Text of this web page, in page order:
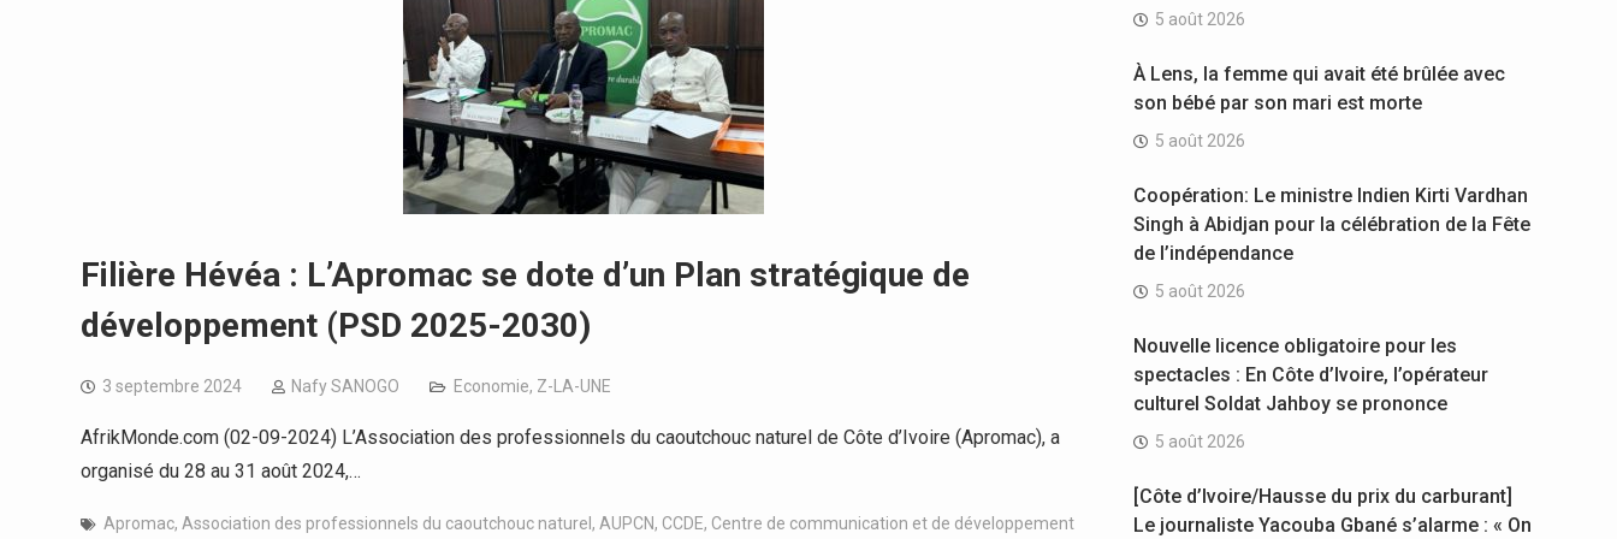
Filière Hévéa : L’Apromac se dote d’un Plan stratégique de
développement (PSD 2025-2030)
3 septembre 2024 Nafy SANOGO Economie, Z-LA-UNE
AfrikMonde.com (02-09-2024) L’Association des professionnels du caoutchouc naturel de Côte d’Ivoire (Apromac), a
organisé du 28 au 31 août 2024,…
Apromac, Association des professionnels du caoutchouc naturel , AUPCN, CCDE, Centre de communication et de développement
5 août 2026
À Lens, la femme qui avait été brûlée avec
son bébé par son mari est morte
5 août 2026
Coopération: Le ministre Indien Kirti Vardhan
Singh à Abidjan pour la célébration de la Fête
de l’indépendance
5 août 2026
Nouvelle licence obligatoire pour les
spectacles : En Côte d’Ivoire, l’opérateur
culturel Soldat Jahboy se prononce
5 août 2026
[Côte d’Ivoire/Hausse du prix du carburant]
Le journaliste Yacouba Gbané s’alarme : « On